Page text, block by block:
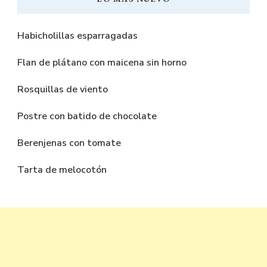
Habicholillas esparragadas
Flan de plátano con maicena sin horno
Rosquillas de viento
Postre con batido de chocolate
Berenjenas con tomate
Tarta de melocotón